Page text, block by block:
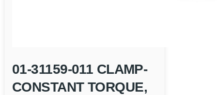
01-31159-011 CLAMP-
CONSTANT TORQUE,